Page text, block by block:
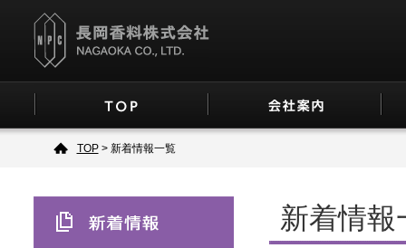
TOP> 新着情報一覧
新着情報